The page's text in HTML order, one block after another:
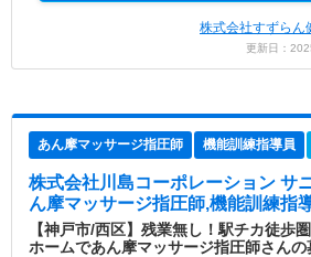
株式会社すずらん
更新日：
あん摩マッサージ指圧師 機能訓練指導員
株式会社川島コーポレーション サ
ん摩マッサージ指圧師,機能訓練指
【神戸市/西区】残業無し！駅チカ徒歩
ホームであん摩マッサージ指圧師さんの